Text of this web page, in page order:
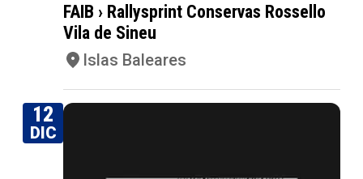
FAIB › Rallysprint Conservas Rossello
Vila de Sineu
Islas Baleares
12
DIC